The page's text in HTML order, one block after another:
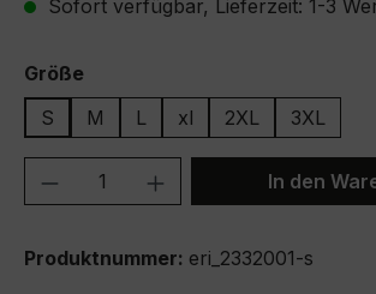
Sofort verfügbar, Lieferzeit: 1-3
Größeauswählen
S
M L xl 2XL 3XL
Produkt Anzahl: Gib den
In den
Produktnummer: eri_2332001-s